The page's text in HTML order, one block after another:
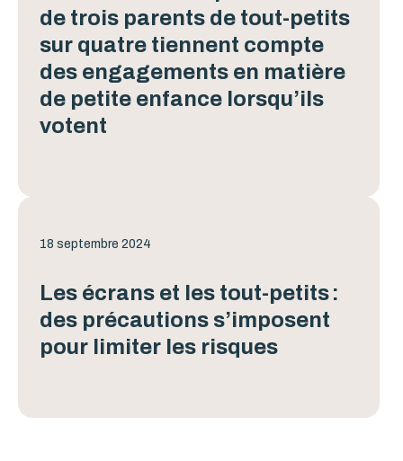
de trois parents de tout-petits
sur quatre tiennent compte
des engagements en matière
de petite enfance lorsqu’ils
votent
18 septembre 2024
Les écrans et les tout-petits :
des précautions s’imposent
pour limiter les risques